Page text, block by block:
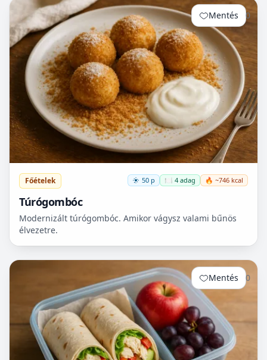
Mentés 0
Főételek 50 p 🍽️ 4 adag 🔥 ~746 kcal
Túrógombóc
Modernizált túrógombóc. Amikor vágysz valami bűnös
élvezetre.
Mentés 0